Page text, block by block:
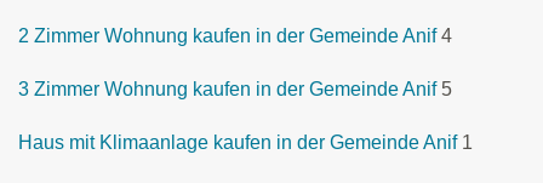
2 Zimmer Wohnung kaufen in der Gemeinde Anif 4
3 Zimmer Wohnung kaufen in der Gemeinde Anif 5
Haus mit Klimaanlage kaufen in der Gemeinde Anif 1